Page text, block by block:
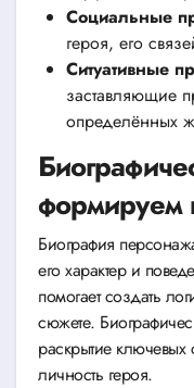
Социальные
героя, его
Ситуативные
заставляющие
определённых
формируем
Биография
его характер и
помогает создать
сюжете.
раскрытие
личность героя.